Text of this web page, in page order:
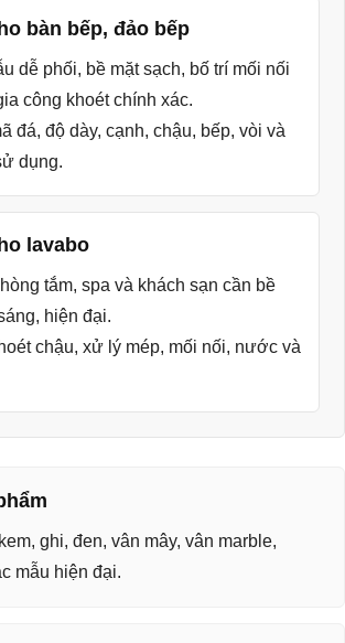
bàn bếp, đảo bếp
dễ phối, bề mặt sạch, bố trí mối nối
công khoét chính xác.
đá, độ dày, cạnh, chậu, bếp, vòi và
dụng.
lavabo
tắm, spa và khách sạn cần bề
hiện đại.
chậu, xử lý mép, mối nối, nước và
ghi, đen, vân mây, vân marble,
mẫu hiện đại.